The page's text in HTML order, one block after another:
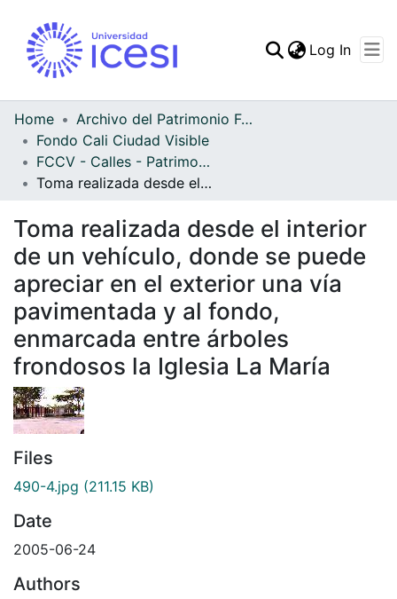
Log In
Home
Archivo del Patrimonio Fotográfico y Fílmico del Valle del Cauca
Fondo Cali Ciudad Visible
FCCV - Calles - Patrimonial
Toma realizada desde el interior de un vehículo, donde se puede apreciar en el exterior una vía pavimentada y al fondo, enmarcada entre árboles frondosos la Iglesia La María
Toma realizada desde el interior
de un vehículo, donde se puede
apreciar en el exterior una vía
pavimentada y al fondo,
enmarcada entre árboles
frondosos la Iglesia La María
Files
490-4.jpg (211.15 KB)
Date
2005-06-24
Authors